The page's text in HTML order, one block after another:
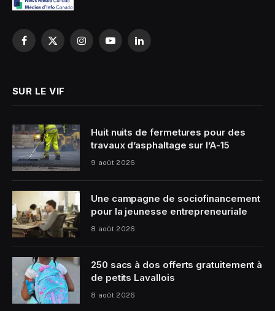
Facebook
X
InstagramYouTubeLinkedIn
SUR LE VIF
Huit nuits de fermetures pour des
travaux d’asphaltage sur l’A-15
9 août 2026
Une campagne de sociofinancement
pour la jeunesse entrepreneuriale
8 août 2026
250 sacs à dos offerts gratuitement à
de petits Lavallois
8 août 2026